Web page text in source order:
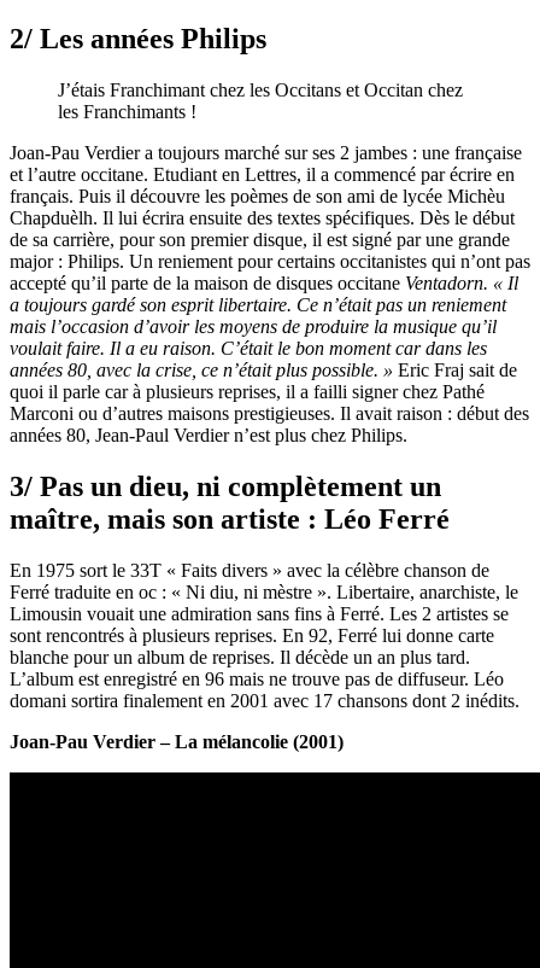
2/ Les années Philips
J’étais Franchimant chez les Occitans et Occitan chez
les Franchimants !
Joan-Pau Verdier a toujours marché sur ses 2 jambes : une française
et l’autre occitane. Etudiant en Lettres, il a commencé par écrire en
français. Puis il découvre les poèmes de son ami de lycée Michèu
Chapduèlh. Il lui écrira ensuite des textes spécifiques. Dès le début
de sa carrière, pour son premier disque, il est signé par une grande
major : Philips. Un reniement pour certains occitanistes qui n’ont pas
accepté qu’il parte de la maison de disques occitane Ventadorn. « Il
a toujours gardé son esprit libertaire. Ce n’était pas un reniement
mais l’occasion d’avoir les moyens de produire la musique qu’il
voulait faire. Il a eu raison. C’était le bon moment car dans les
années 80, avec la crise, ce n’était plus possible. » Eric Fraj sait de
quoi il parle car à plusieurs reprises, il a failli signer chez Pathé
Marconi ou d’autres maisons prestigieuses. Il avait raison : début des
années 80, Jean-Paul Verdier n’est plus chez Philips.
3/ Pas un dieu, ni complètement un
maître, mais son artiste : Léo Ferré
En 1975 sort le 33T « Faits divers » avec la célèbre chanson de
Ferré traduite en oc : « Ni diu, ni mèstre ». Libertaire, anarchiste, le
Limousin vouait une admiration sans fins à Ferré. Les 2 artistes se
sont rencontrés à plusieurs reprises. En 92, Ferré lui donne carte
blanche pour un album de reprises. Il décède un an plus tard.
L’album est enregistré en 96 mais ne trouve pas de diffuseur. Léo
domani sortira finalement en 2001 avec 17 chansons dont 2 inédits.
Joan-Pau Verdier – La mélancolie (2001)